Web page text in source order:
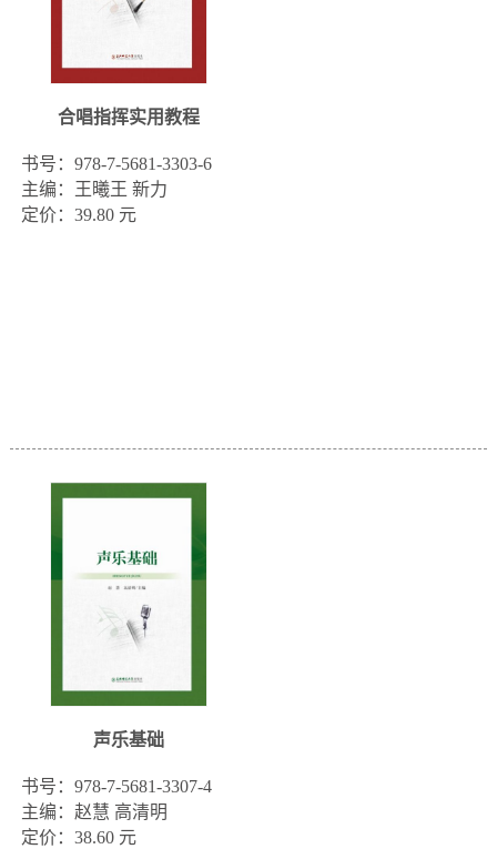
合唱指挥实用教程
书号：978-7-5681-3303-6
主编：王曦王 新力
定价：39.80 元
声乐基础
书号：978-7-5681-3307-4
主编：赵慧 高清明
定价：38.60 元